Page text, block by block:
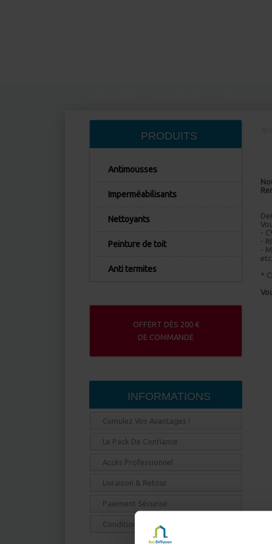
-
-
-
etc..
*
PRODUITS
Antimousses
Imperméabilisants
Nettoyants
Peinture de toit
Anti termites
OFFERT DÈS 200 €
DE COMMANDE
INFORMATIONS
Cumulez Vos Avantages !
Le Pack De Confiance
Accès Professionnel
Livraison & Retour
Paiement Sécurisé
Conditions générales de vente